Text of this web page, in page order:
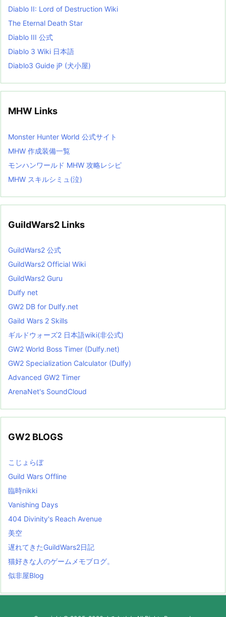
Diablo II: Lord of Destruction Wiki
The Eternal Death Star
Diablo III 公式
Diablo 3 Wiki 日本語
Diablo3 Guide jP (犬小屋)
MHW Links
Monster Hunter World 公式サイト
MHW 作成装備一覧
モンハンワールド MHW 攻略レシピ
MHW スキルシミュ(泣)
GuildWars2 Links
GuildWars2 公式
GuildWars2 Official Wiki
GuildWars2 Guru
Dulfy net
GW2 DB for Dulfy.net
Gaild Wars 2 Skills
ギルドウォーズ2 日本語wiki(非公式)
GW2 World Boss Timer (Dulfy.net)
GW2 Specialization Calculator (Dulfy)
Advanced GW2 Timer
ArenaNet's SoundCloud
GW2 BLOGS
こじょらぼ
Guild Wars Offline
臨時nikki
Vanishing Days
404 Divinity's Reach Avenue
美空
遅れてきたGuildWars2日記
猫好きな人のゲームメモブログ。
似非屋Blog